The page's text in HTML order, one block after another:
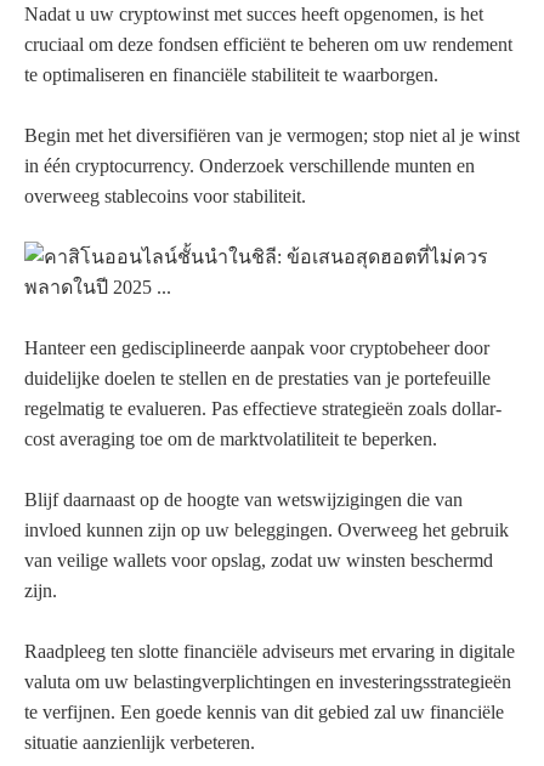
Nadat u uw cryptowinst met succes heeft opgenomen, is het
cruciaal om deze fondsen efficiënt te beheren om uw rendement
te optimaliseren en financiële stabiliteit te waarborgen.
Begin met het diversifiëren van je vermogen; stop niet al je winst
in één cryptocurrency. Onderzoek verschillende munten en
overweeg stablecoins voor stabiliteit.
Hanteer een gedisciplineerde aanpak voor cryptobeheer door
duidelijke doelen te stellen en de prestaties van je portefeuille
regelmatig te evalueren. Pas effectieve strategieën zoals dollar-
cost averaging toe om de marktvolatiliteit te beperken.
Blijf daarnaast op de hoogte van wetswijzigingen die van
invloed kunnen zijn op uw beleggingen. Overweeg het gebruik
van veilige wallets voor opslag, zodat uw winsten beschermd
zijn.
Raadpleeg ten slotte financiële adviseurs met ervaring in digitale
valuta om uw belastingverplichtingen en investeringsstrategieën
te verfijnen. Een goede kennis van dit gebied zal uw financiële
situatie aanzienlijk verbeteren.